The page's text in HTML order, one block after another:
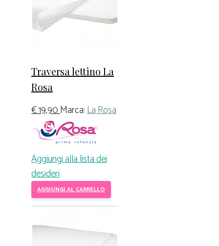
Traversa lettino La
Rosa
€19,90Marca:La Rosa
Aggiungi alla lista dei
desideri
AGGIUNGI AL CARRELLO